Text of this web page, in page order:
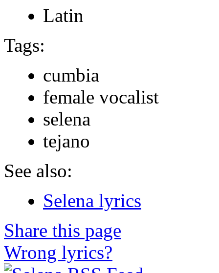
Latin
Tags:
cumbia
female vocalist
selena
tejano
See also:
Selena lyrics
Share this page
Wrong lyrics?